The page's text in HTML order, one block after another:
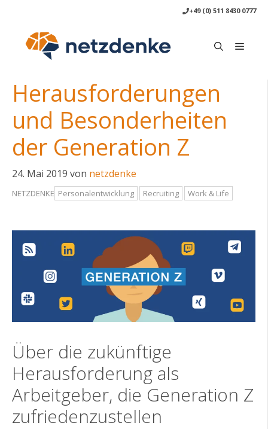
springen
+49 (0) 511 8430 0777
Menü
Herausforderungen
und Besonderheiten
der Generation Z
24. Mai 2019 von netzdenke
NETZDENKE Personalentwicklung Recruiting Work & Life
Über die zukünftige
Herausforderung als
Arbeitgeber, die Generation Z
zufriedenzustellen